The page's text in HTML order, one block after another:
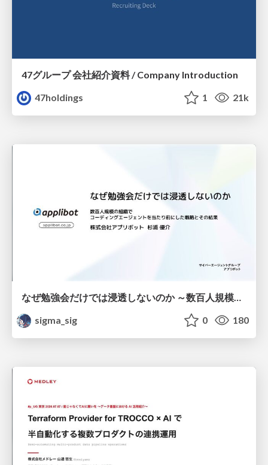
47グループ 会社紹介資料 / Company Introduction
47holdings
1 21k
なぜ勉強会だけでは浸透しないのか ～数百人規模の組織でコーディングエージェントを当たり前にした戦略とその結果～
sigma_sig
0 180